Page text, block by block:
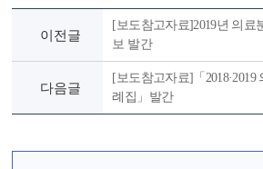
이전글
[보도참고자료]2019년 의료
보 발간
다음글
[보도참고자료]「
례집」발간